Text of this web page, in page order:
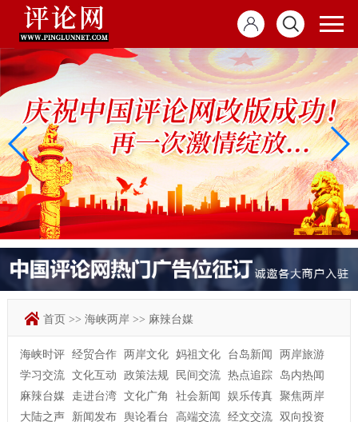
首页 >> 海峡两岸 >> 麻辣台媒
海峡时评 经贸合作 两岸文化 妈祖文化 台岛新闻
两岸旅游
学习交流
文化互动 政策法规 民间交流 热点追踪
岛内热闻
麻辣台媒
走进台湾 文化广角 社会新闻 娱乐传真
聚焦两岸
大陆之声
新闻发布 舆论看台 高端交流 经文交流
双向投资